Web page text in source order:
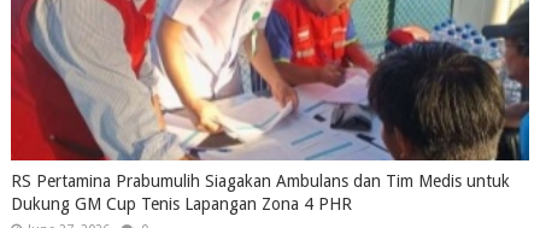
RS Pertamina Prabumulih Siagakan Ambulans dan Tim Medis untuk
Dukung GM Cup Tenis Lapangan Zona 4 PHR